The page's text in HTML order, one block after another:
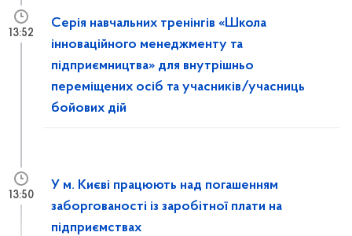
Серія навчальних тренінгів «Школа
інноваційного менеджменту та
підприємництва» для внутрішньо
переміщених осіб та учасників/учасниць
бойових дій
13:52
У м. Києві працюють над погашенням
заборгованості із заробітної плати на
підприємствах
13:50